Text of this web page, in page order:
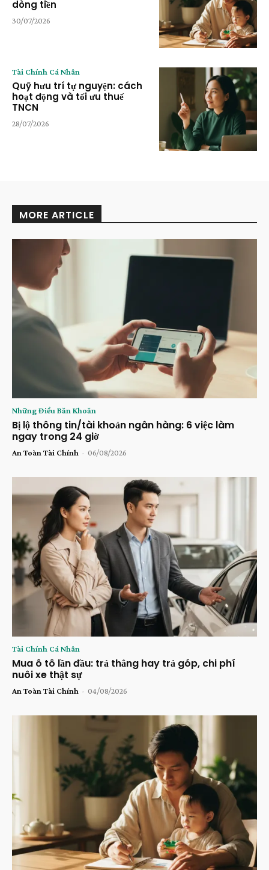
dòng tiền
30/07/2026
Tài Chính Cá Nhân
Quỹ hưu trí tự nguyện: cách
hoạt động và tối ưu thuế
TNCN
28/07/2026
MORE ARTICLE
Những Điều Băn Khoăn
Bị lộ thông tin/tài khoản ngân hàng: 6 việc làm
ngay trong 24 giờ
An Toàn Tài Chính - 06/08/2026
Tài Chính Cá Nhân
Mua ô tô lần đầu: trả thẳng hay trả góp, chi phí
nuôi xe thật sự
An Toàn Tài Chính - 04/08/2026